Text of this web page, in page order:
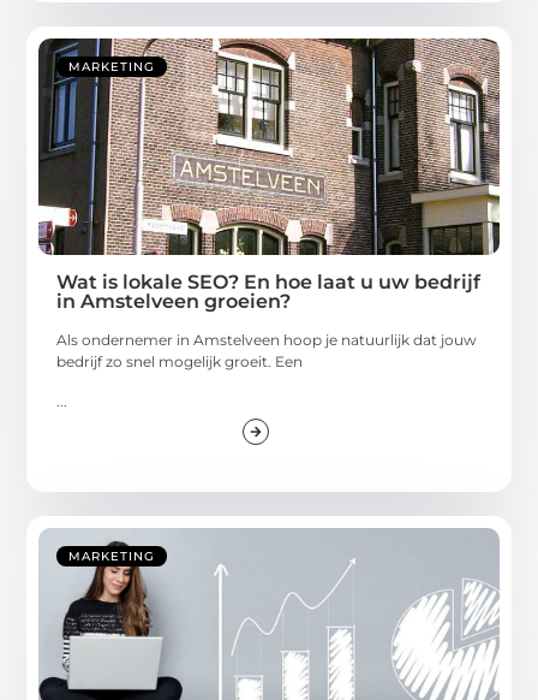
MARKETING
Wat is lokale SEO? En hoe laat u uw bedrijf
in Amstelveen groeien?
Als ondernemer in Amstelveen hoop je natuurlijk dat jouw
bedrijf zo snel mogelijk groeit. Een
MARKETING